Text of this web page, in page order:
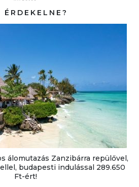
álomutazás Zanzibárra repülővel,
budapesti indulással 289.650
Ft-ért!